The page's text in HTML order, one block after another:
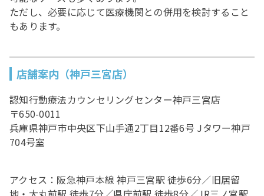
ただし、必要に応じて医療機関との併用を検討すること
もあります。
店舗案内（神戸三宮店）
認知行動療法カウンセリングセンター神戸三宮店
〒650-0011
兵庫県神戸市中央区下山手通2丁目12番6号 Jタワー神戸
704号室
アクセス：阪急神戸本線 神戸三宮駅 徒歩6分／旧居留